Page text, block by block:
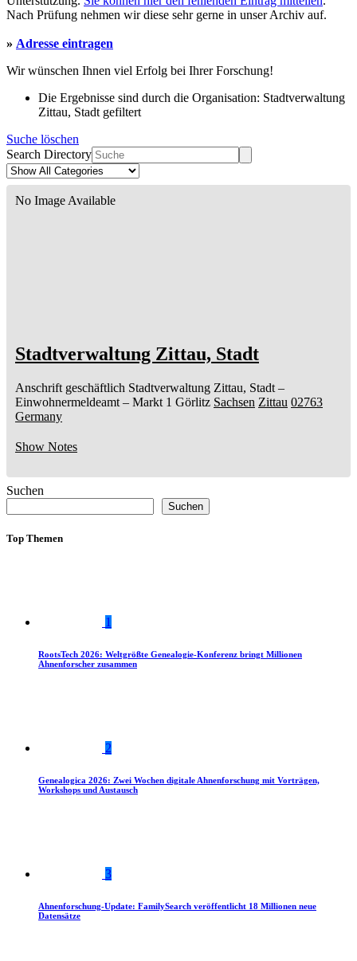
Nach Prüfung nehmen wir diese sehr gerne in unser Archiv auf.
» Adresse eintragen
Wir wünschen Ihnen viel Erfolg bei Ihrer Forschung!
Die Ergebnisse sind durch die Organisation: Stadtverwaltung
Zittau, Stadt gefiltert
Suche löschen
Search Directory
No Image Available
Stadtverwaltung Zittau, Stadt
Anschrift geschäftlich Stadtverwaltung Zittau, Stadt –
Einwohnermeldeamt – Markt 1 Görlitz Sachsen Zittau 02763
Germany
Show Notes
Suchen
Suchen
Top Themen
1
RootsTech 2026: Weltgrößte Genealogie-Konferenz bringt Millionen
Ahnenforscher zusammen
2
Genealogica 2026: Zwei Wochen digitale Ahnenforschung mit Vorträgen,
Workshops und Austausch
3
Ahnenforschung-Update: FamilySearch veröffentlicht 18 Millionen neue
Datensätze